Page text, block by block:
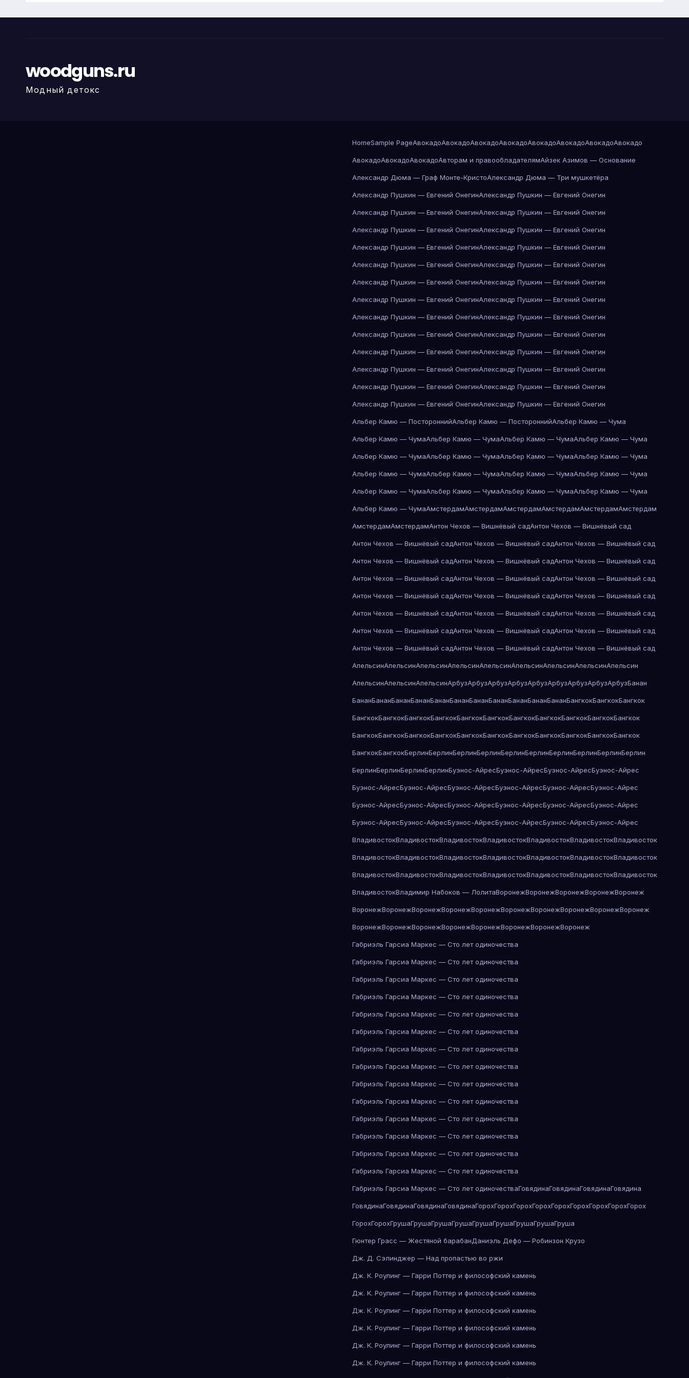
woodguns.ru
Модный детокс
HomeSample PageАвокадоАвокадоАвокадоАвокадоАвокадоАвокадоАвокадоАвокадо
АвокадоАвокадоАвокадоАвторам и правообладателямАйзек Азимов — Основание
Александр Дюма — Граф Монте-КристоАлександр Дюма — Три мушкетёра
Александр Пушкин — Евгений ОнегинАлександр Пушкин — Евгений Онегин
Александр Пушкин — Евгений ОнегинАлександр Пушкин — Евгений Онегин
Александр Пушкин — Евгений ОнегинАлександр Пушкин — Евгений Онегин
Александр Пушкин — Евгений ОнегинАлександр Пушкин — Евгений Онегин
Александр Пушкин — Евгений ОнегинАлександр Пушкин — Евгений Онегин
Александр Пушкин — Евгений ОнегинАлександр Пушкин — Евгений Онегин
Александр Пушкин — Евгений ОнегинАлександр Пушкин — Евгений Онегин
Александр Пушкин — Евгений ОнегинАлександр Пушкин — Евгений Онегин
Александр Пушкин — Евгений ОнегинАлександр Пушкин — Евгений Онегин
Александр Пушкин — Евгений ОнегинАлександр Пушкин — Евгений Онегин
Александр Пушкин — Евгений ОнегинАлександр Пушкин — Евгений Онегин
Александр Пушкин — Евгений ОнегинАлександр Пушкин — Евгений Онегин
Александр Пушкин — Евгений ОнегинАлександр Пушкин — Евгений Онегин
Альбер Камю — ПостороннийАльбер Камю — ПостороннийАльбер Камю — Чума
Альбер Камю — ЧумаАльбер Камю — ЧумаАльбер Камю — ЧумаАльбер Камю — Чума
Альбер Камю — ЧумаАльбер Камю — ЧумаАльбер Камю — ЧумаАльбер Камю — Чума
Альбер Камю — ЧумаАльбер Камю — ЧумаАльбер Камю — ЧумаАльбер Камю — Чума
Альбер Камю — ЧумаАльбер Камю — ЧумаАльбер Камю — ЧумаАльбер Камю — Чума
Альбер Камю — ЧумаАмстердамАмстердамАмстердамАмстердамАмстердамАмстердам
АмстердамАмстердамАнтон Чехов — Вишнёвый садАнтон Чехов — Вишнёвый сад
Антон Чехов — Вишнёвый садАнтон Чехов — Вишнёвый садАнтон Чехов — Вишнёвый сад
Антон Чехов — Вишнёвый садАнтон Чехов — Вишнёвый садАнтон Чехов — Вишнёвый сад
Антон Чехов — Вишнёвый садАнтон Чехов — Вишнёвый садАнтон Чехов — Вишнёвый сад
Антон Чехов — Вишнёвый садАнтон Чехов — Вишнёвый садАнтон Чехов — Вишнёвый сад
Антон Чехов — Вишнёвый садАнтон Чехов — Вишнёвый садАнтон Чехов — Вишнёвый сад
Антон Чехов — Вишнёвый садАнтон Чехов — Вишнёвый садАнтон Чехов — Вишнёвый сад
Антон Чехов — Вишнёвый садАнтон Чехов — Вишнёвый садАнтон Чехов — Вишнёвый сад
АпельсинАпельсинАпельсинАпельсинАпельсинАпельсинАпельсинАпельсинАпельсин
АпельсинАпельсинАпельсинАрбузАрбузАрбузАрбузАрбузАрбузАрбузАрбузАрбузБанан
БананБананБананБананБананБананБананБананБананБананБананБангкокБангкокБангкок
БангкокБангкокБангкокБангкокБангкокБангкокБангкокБангкокБангкокБангкокБангкок
БангкокБангкокБангкокБангкокБангкокБангкокБангкокБангкокБангкокБангкокБангкок
БангкокБангкокБерлинБерлинБерлинБерлинБерлинБерлинБерлинБерлинБерлинБерлин
БерлинБерлинБерлинБерлинБуэнос-АйресБуэнос-АйресБуэнос-АйресБуэнос-Айрес
Буэнос-АйресБуэнос-АйресБуэнос-АйресБуэнос-АйресБуэнос-АйресБуэнос-Айрес
Буэнос-АйресБуэнос-АйресБуэнос-АйресБуэнос-АйресБуэнос-АйресБуэнос-Айрес
Буэнос-АйресБуэнос-АйресБуэнос-АйресБуэнос-АйресБуэнос-АйресБуэнос-Айрес
ВладивостокВладивостокВладивостокВладивостокВладивостокВладивостокВладивосток
ВладивостокВладивостокВладивостокВладивостокВладивостокВладивостокВладивосток
ВладивостокВладивостокВладивостокВладивостокВладивостокВладивостокВладивосток
ВладивостокВладимир Набоков — ЛолитаВоронежВоронежВоронежВоронежВоронеж
ВоронежВоронежВоронежВоронежВоронежВоронежВоронежВоронежВоронежВоронеж
ВоронежВоронежВоронежВоронежВоронежВоронежВоронежВоронеж
Габриэль Гарсиа Маркес — Сто лет одиночества
Габриэль Гарсиа Маркес — Сто лет одиночества
Габриэль Гарсиа Маркес — Сто лет одиночества
Габриэль Гарсиа Маркес — Сто лет одиночества
Габриэль Гарсиа Маркес — Сто лет одиночества
Габриэль Гарсиа Маркес — Сто лет одиночества
Габриэль Гарсиа Маркес — Сто лет одиночества
Габриэль Гарсиа Маркес — Сто лет одиночества
Габриэль Гарсиа Маркес — Сто лет одиночества
Габриэль Гарсиа Маркес — Сто лет одиночества
Габриэль Гарсиа Маркес — Сто лет одиночества
Габриэль Гарсиа Маркес — Сто лет одиночества
Габриэль Гарсиа Маркес — Сто лет одиночества
Габриэль Гарсиа Маркес — Сто лет одиночества
Габриэль Гарсиа Маркес — Сто лет одиночестваГовядинаГовядинаГовядинаГовядина
ГовядинаГовядинаГовядинаГовядинаГорохГорохГорохГорохГорохГорохГорохГорохГорох
ГорохГорохГрушаГрушаГрушаГрушаГрушаГрушаГрушаГрушаГруша
Гюнтер Грасс — Жестяной барабанДаниэль Дефо — Робинзон Крузо
Дж. Д. Сэлинджер — Над пропастью во ржи
Дж. К. Роулинг — Гарри Поттер и философский камень
Дж. К. Роулинг — Гарри Поттер и философский камень
Дж. К. Роулинг — Гарри Поттер и философский камень
Дж. К. Роулинг — Гарри Поттер и философский камень
Дж. К. Роулинг — Гарри Поттер и философский камень
Дж. К. Роулинг — Гарри Поттер и философский камень